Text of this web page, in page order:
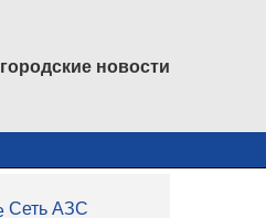
новости
Сеть АЗС